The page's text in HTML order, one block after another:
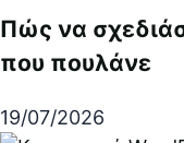
Πώς να
που πουλάνε
19/07/2026